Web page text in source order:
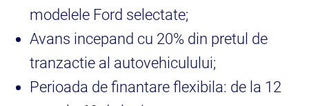
modelele Ford selectate;
Avans incepand cu 20% din pretul de
tranzactie al autovehiculului;
Perioada de finantare flexibila: de la 12